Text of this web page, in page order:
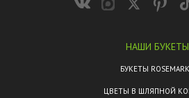
НАШИ БУКЕТЫ
БУКЕТЫ
ЦВЕТЫ В ШЛЯПНОЙ